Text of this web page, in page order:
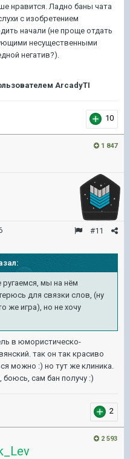
нравится. Ладно баны чата
с изобретением
начали (не проще отдать
несущественными
негатив?).
ArcadyTI
10
1 847
#11
мы на нём
для связки слов, (ну
же игра), но не хочу
в юмористическо-
так он так красиво
можно :) но тут же клиника.
сам бан получу :)
2
2 593